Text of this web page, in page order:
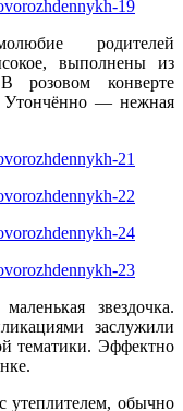
родителей
выполнены из
розовом конверте
Утончённо — нежная
звездочка.
заслужили
тематики. Эффектно
утеплителем, обычно